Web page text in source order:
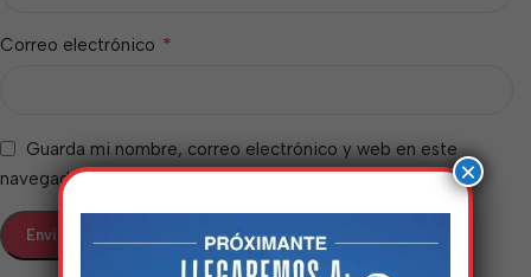
Correo electrónico *
Guarda mi nombre, correo electrónico y web en este
navegador para la próxima vez que comente.
×